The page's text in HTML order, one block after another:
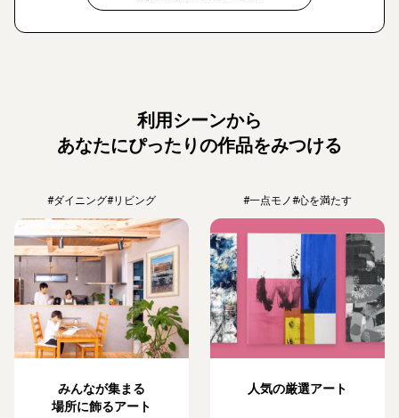
利用シーンから
あなたにぴったりの作品をみつける
#ダイニング#リビング
みんなが集まる
場所に飾るアート
#一点モノ#心を満たす
人気の厳選アート